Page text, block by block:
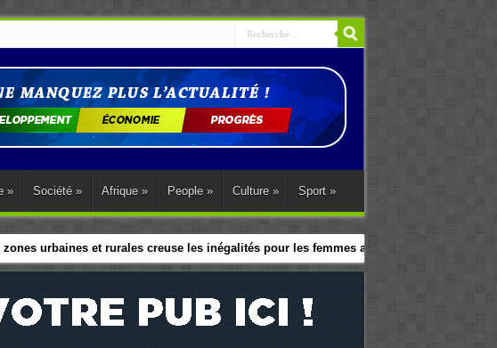
» Société » Afrique » People » Culture » Sport »
urbaines et rurales creuse les inégalités pour les femmes africaines